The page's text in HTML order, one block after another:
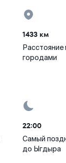
1433 км
городами
22:00
Самый
до Ыгдыра